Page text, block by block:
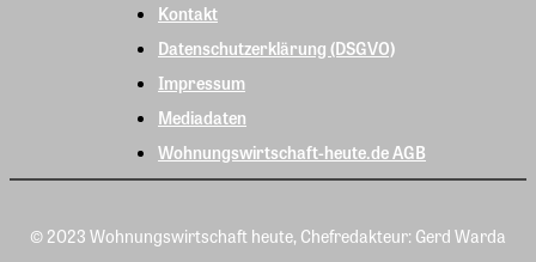
Kontakt
Datenschutzerklärung (DSGVO)
Impressum
Mediadaten
Wohnungswirtschaft-heute.de AGB
© 2023 Wohnungswirtschaft heute, Chefredakteur: Gerd Warda